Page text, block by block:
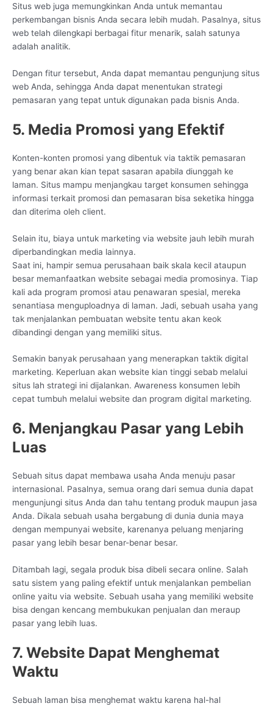
Situs web juga memungkinkan Anda untuk memantau
perkembangan bisnis Anda secara lebih mudah. Pasalnya, situs
web telah dilengkapi berbagai fitur menarik, salah satunya
adalah analitik.
Dengan fitur tersebut, Anda dapat memantau pengunjung situs
web Anda, sehingga Anda dapat menentukan strategi
pemasaran yang tepat untuk digunakan pada bisnis Anda.
5. Media Promosi yang Efektif
Konten-konten promosi yang dibentuk via taktik pemasaran
yang benar akan kian tepat sasaran apabila diunggah ke
laman. Situs mampu menjangkau target konsumen sehingga
informasi terkait promosi dan pemasaran bisa seketika hingga
dan diterima oleh client.
Selain itu, biaya untuk marketing via website jauh lebih murah
diperbandingkan media lainnya.
Saat ini, hampir semua perusahaan baik skala kecil ataupun
besar memanfaatkan website sebagai media promosinya. Tiap
kali ada program promosi atau penawaran spesial, mereka
senantiasa menguploadnya di laman. Jadi, sebuah usaha yang
tak menjalankan pembuatan website tentu akan keok
dibandingi dengan yang memiliki situs.
Semakin banyak perusahaan yang menerapkan taktik digital
marketing. Keperluan akan website kian tinggi sebab melalui
situs lah strategi ini dijalankan. Awareness konsumen lebih
cepat tumbuh melalui website dan program digital marketing.
6. Menjangkau Pasar yang Lebih
Luas
Sebuah situs dapat membawa usaha Anda menuju pasar
internasional. Pasalnya, semua orang dari semua dunia dapat
mengunjungi situs Anda dan tahu tentang produk maupun jasa
Anda. Dikala sebuah usaha bergabung di dunia dunia maya
dengan mempunyai website, karenanya peluang menjaring
pasar yang lebih besar benar-benar besar.
Ditambah lagi, segala produk bisa dibeli secara online. Salah
satu sistem yang paling efektif untuk menjalankan pembelian
online yaitu via website. Sebuah usaha yang memiliki website
bisa dengan kencang membukukan penjualan dan meraup
pasar yang lebih luas.
7. Website Dapat Menghemat
Waktu
Sebuah laman bisa menghemat waktu karena hal-hal